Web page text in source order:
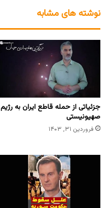
نوشته های مشابه
جزئیاتی از حمله قاطع ایران به رژیم
صهیونیستی
فروردین ۳۱, ۱۴۰۳